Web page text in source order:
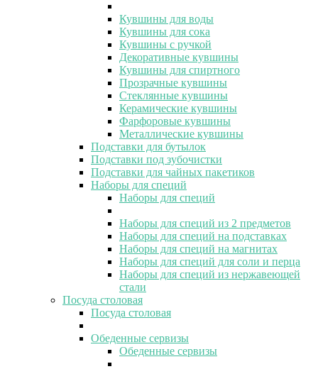
Кувшины для воды
Кувшины для сока
Кувшины с ручкой
Декоративные кувшины
Кувшины для спиртного
Прозрачные кувшины
Стеклянные кувшины
Керамические кувшины
Фарфоровые кувшины
Металлические кувшины
Подставки для бутылок
Подставки под зубочистки
Подставки для чайных пакетиков
Наборы для специй
Наборы для специй
Наборы для специй из 2 предметов
Наборы для специй на подставках
Наборы для специй на магнитах
Наборы для специй для соли и перца
Наборы для специй из нержавеющей
стали
Посуда столовая
Посуда столовая
Обеденные сервизы
Обеденные сервизы